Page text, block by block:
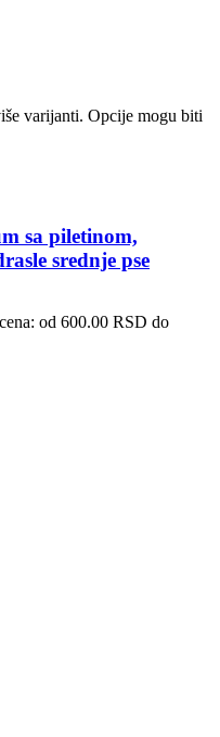
varijanti. Opcije mogu biti
sa piletinom,
srednje pse
od 600.00 RSD do